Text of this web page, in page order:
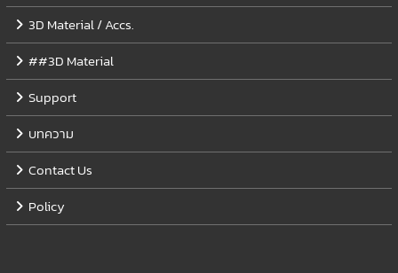
3D Material / Accs.
##3D Material
Support
บทความ
Contact Us
Policy